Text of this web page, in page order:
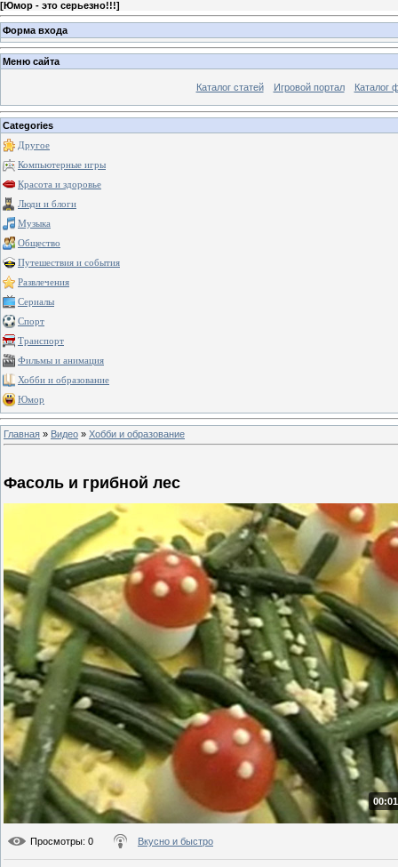
[Юмор - это серьезно!!!]
Форма входа
Меню сайта
Каталог статей Игровой портал Каталог
Categories
Другое
Компьютерные игры
Красота и здоровье
Люди и блоги
Музыка
Общество
Путешествия и события
Развлечения
Сериалы
Спорт
Транспорт
Фильмы и анимация
Хобби и образование
Юмор
Главная » Видео » Хобби и образование
Фасоль и грибной лес
Просмотры: 0 Вкусно и быстро